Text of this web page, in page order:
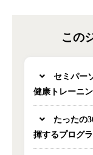
この
セミパー
健康トレーニ
たったの
揮するプログ